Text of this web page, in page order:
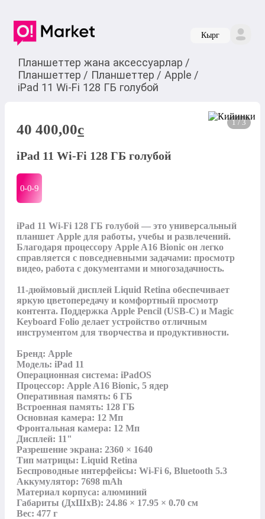
Кырг
Планшеттер жана аксессуарлар /
Планшеттер / Планшеттер / Apple /
iPad 11 Wi-Fi 128 ГБ голубой
1 / 3
40 400,00c
iPad 11 Wi-Fi 128 ГБ голубой
0-0-9
iPad 11 Wi-Fi 128 ГБ голубой — это универсальный
планшет Apple для работы, учебы и развлечений.
Благодаря процессору Apple A16 Bionic он легко
справляется с повседневными задачами: просмотр
видео, работа с документами и многозадачность.
11‑дюймовый дисплей Liquid Retina обеспечивает
яркую цветопередачу и комфортный просмотр
контента. Поддержка Apple Pencil (USB-C) и Magic
Keyboard Folio делает устройство отличным
инструментом для творчества и продуктивности.
Бренд: Apple
Модель: iPad 11
Операционная система: iPadOS
Процессор: Apple A16 Bionic, 5 ядер
Оперативная память: 6 ГБ
Встроенная память: 128 ГБ
Основная камера: 12 Мп
Фронтальная камера: 12 Мп
Дисплей: 11"
Разрешение экрана: 2360 × 1640
Тип матрицы: Liquid Retina
Беспроводные интерфейсы: Wi‑Fi 6, Bluetooth 5.3
Аккумулятор: 7698 mAh
Материал корпуса: алюминий
Габариты (ДхШхВ): 24.86 × 17.95 × 0.70 см
Вес: 477 г